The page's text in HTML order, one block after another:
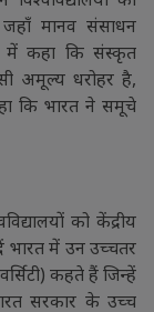
जहाँ मानव संसाधन
में कहा कि संस्कृत
अमूल्य धरोहर है,
कि भारत ने समूचे
को केंद्रीय
भारत में उन उच्‍चतर
कहते हैं जिन्हें
सरकार के उच्च